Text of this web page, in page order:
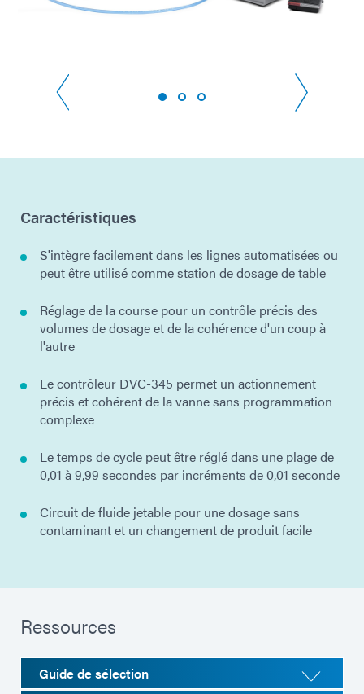
Caractéristiques
S'intègre facilement dans les lignes automatisées ou
peut être utilisé comme station de dosage de table
Réglage de la course pour un contrôle précis des
volumes de dosage et de la cohérence d'un coup à
l'autre
Le contrôleur DVC-345 permet un actionnement
précis et cohérent de la vanne sans programmation
complexe
Le temps de cycle peut être réglé dans une plage de
0,01 à 9,99 secondes par incréments de 0,01 seconde
Circuit de fluide jetable pour une dosage sans
contaminant et un changement de produit facile
Ressources
Guide de sélection